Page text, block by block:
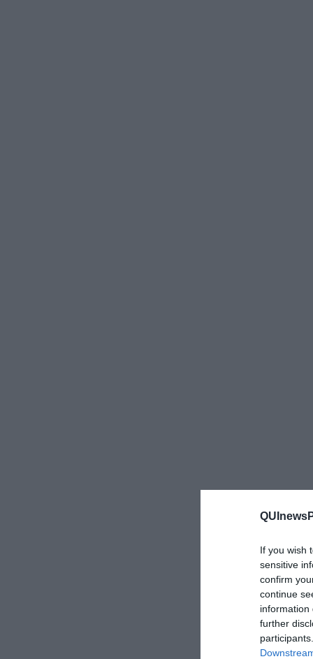
If you wish
sensitive
confirm
continue
information
further